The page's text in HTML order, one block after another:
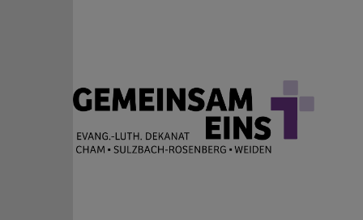
EVANG.-LUTH. DEKANAT
Cham Sulzbach-Rosenberg Weiden